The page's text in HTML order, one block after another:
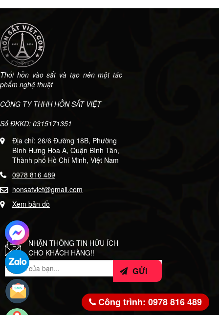
Thổi hồn vào sắt và tạo nên một tác
phẩm nghệ thuật
CÔNG TY THHH HỒN SẮT VIỆT
Số ĐKKD: 0315171351
Địa chỉ: 26/6 Đường 18B, Phường
Bình Hưng Hòa A, Quận Bình Tân,
Thành phố Hồ Chí Minh, Việt Nam
0978 816 489
honsatviet@gmail.com
Xem bản đồ
NHẬN THÔNG TIN HỮU ÍCH
CHO KHÁCH HÀNG!!
Công trình: 0978 816 489